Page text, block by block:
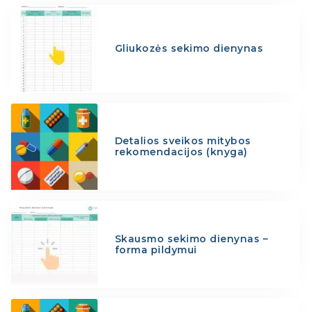
Gliukozės sekimo dienynas
Detalios sveikos mitybos
rekomendacijos (knyga)
Skausmo sekimo dienynas –
forma pildymui